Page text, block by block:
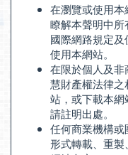
在瀏覽或使用
瞭解本聲明中
國際網路規定
使用本網站。
在限於個人及
慧財產權法律
站，或下載本
請註明出處。
任何商業機構
形式轉載、重